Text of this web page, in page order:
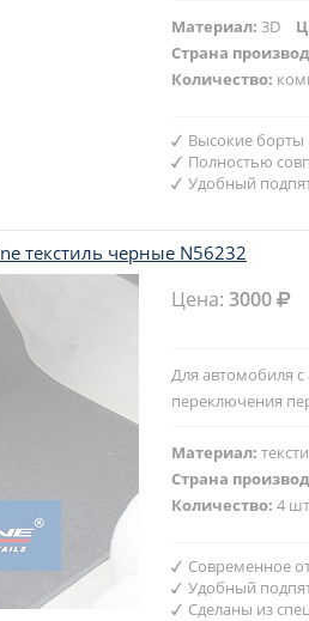
Материал:3D
Страна
Количество:
Высокие борты
Полностью
Удобный
текстиль черные N56232
Цена:3000
Для автомобиля
переключения
Материал:
Страна
Количество:4
Современное
Удобный
Сделаны из